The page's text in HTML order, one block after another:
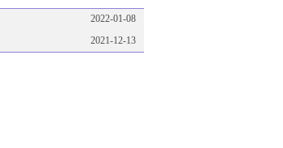
2022-01-08
2021-12-13